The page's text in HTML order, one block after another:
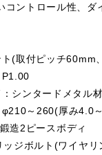
コントロール性、
(取付ピッチ60mm
P1.00
シンタードメタル
φ210～260(厚み4.0
造2ピースボディ
ジボルト(ワイヤリ